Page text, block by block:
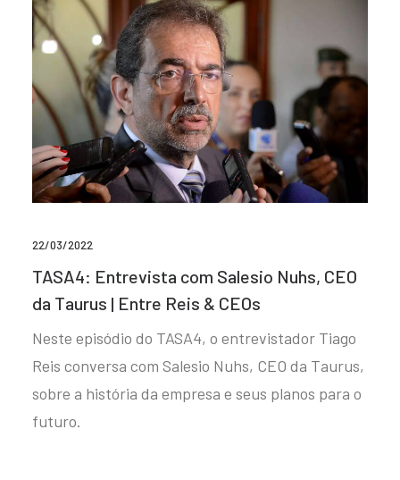
22/03/2022
TASA4: Entrevista com Salesio Nuhs, CEO
da Taurus | Entre Reis & CEOs
Neste episódio do TASA4, o entrevistador Tiago
Reis conversa com Salesio Nuhs, CEO da Taurus,
sobre a história da empresa e seus planos para o
futuro.